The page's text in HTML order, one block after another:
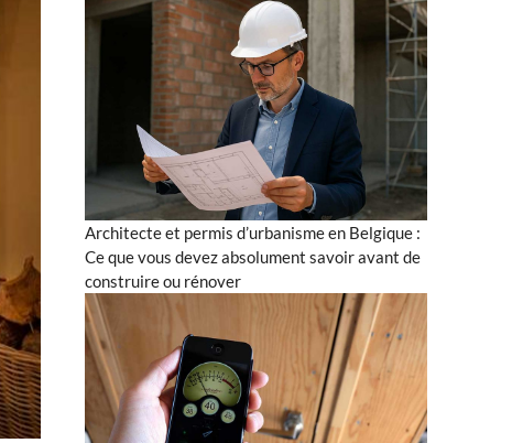
Architecte et permis d’urbanisme en Belgique :
Ce que vous devez absolument savoir avant de
construire ou rénover